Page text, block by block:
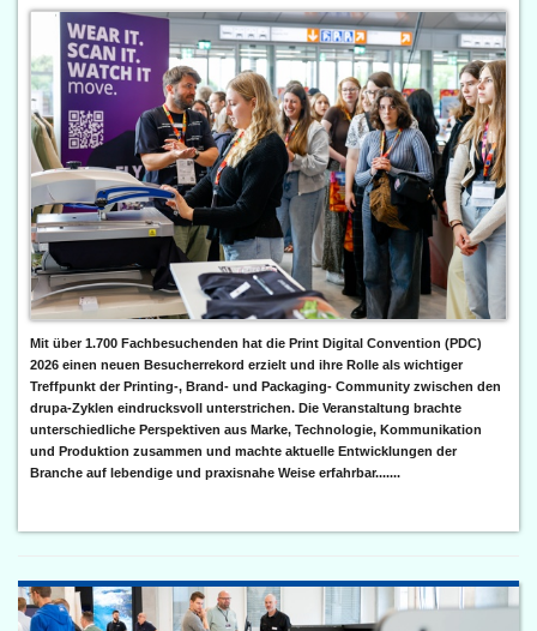
Mit über 1.700 Fachbesuchenden hat die Print Digital Convention (PDC)
2026 einen neuen Besucherrekord erzielt und ihre Rolle als wichtiger
Treffpunkt der Printing-, Brand- und Packaging- Community zwischen den
drupa-Zyklen eindrucksvoll unterstrichen. Die Veranstaltung brachte
unterschiedliche Perspektiven aus Marke, Technologie, Kommunikation
und Produktion zusammen und machte aktuelle Entwicklungen der
Branche auf lebendige und praxisnahe Weise erfahrbar.......